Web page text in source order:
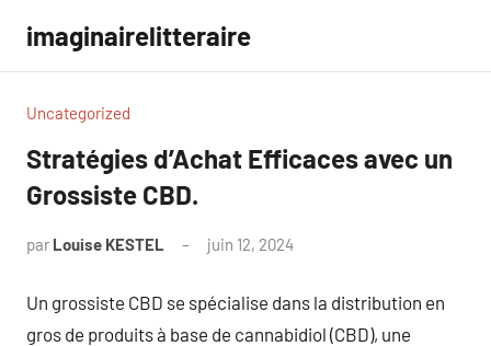
contenu
imaginairelitteraire
Uncategorized
Stratégies d’Achat Efficaces avec un
Grossiste CBD.
par Louise KESTEL juin 12, 2024
Un grossiste CBD se spécialise dans la distribution en
gros de produits à base de cannabidiol (CBD), une